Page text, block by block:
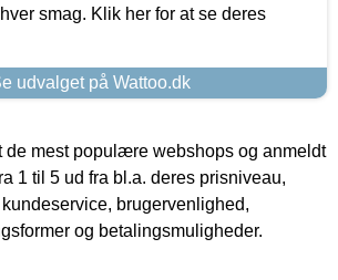
smag. Klik her for at se deres
udvalget på Wattoo.dk
de mest populære webshops og anmeldt
1 til 5 ud fra bl.a. deres prisniveau,
brugervenlighed,
og betalingsmuligheder.